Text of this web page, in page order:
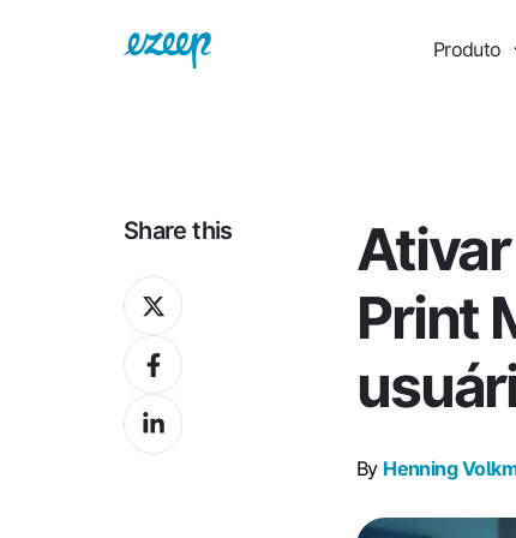
Produto
Print
By Henning
Share this
Share
on
XShare
on
Facebook
Share
on